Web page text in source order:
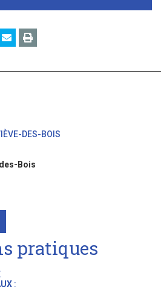
DES-BOIS
Bois
pratiques
: